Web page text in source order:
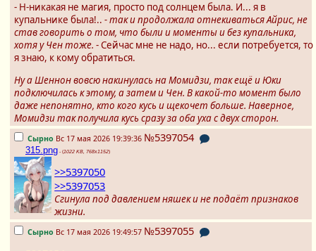
- Н-никакая не магия, просто под солнцем была. И... я в
купальнике была!.. - так и продолжала отнекиваться Айрис, не
став говорить о том, что были и моменты и без купальника,
хотя у Чен тоже. - Сейчас мне не надо, но... если потребуется, то
я знаю, к кому обратиться.
Ну а Шеннон вовсю накинулась на Момидзи, так ещё и Юки
подключилась к этому, а затем и Чен. В какой-то момент было
даже непонятно, кто кого кусь и щекочет больше. Наверное,
Момидзи так получила кусь сразу за оба уха с двух сторон.
Сырно Вс 17 мая 2026 19:39:36 №5397054
315.png - (1022 KB, 768x1152)
>>5397050
>>5397053
Сгинула под давлением няшек и не подаёт признаков
жизни.
Сырно Вс 17 мая 2026 19:49:57 №5397055